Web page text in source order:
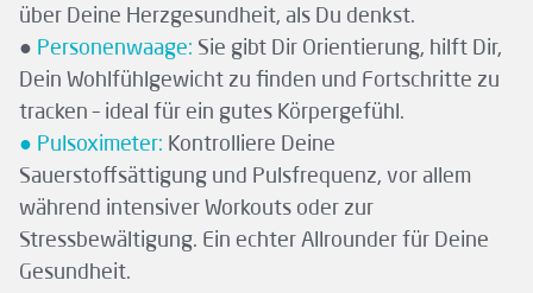
über Deine Herzgesundheit, als Du denkst.
● Personenwaage: Sie gibt Dir Orientierung, hilft Dir,
Dein Wohlfühlgewicht zu finden und Fortschritte zu
tracken – ideal für ein gutes Körpergefühl.
● Pulsoximeter: Kontrolliere Deine
Sauerstoffsättigung und Pulsfrequenz, vor allem
während intensiver Workouts oder zur
Stressbewältigung. Ein echter Allrounder für Deine
Gesundheit.